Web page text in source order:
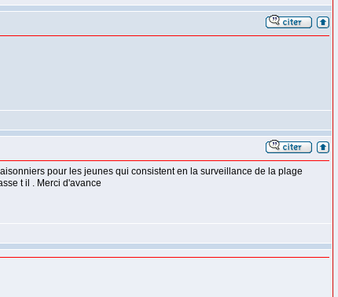
pour les jeunes qui consistent en la surveillance de la plage
t il . Merci d'avance